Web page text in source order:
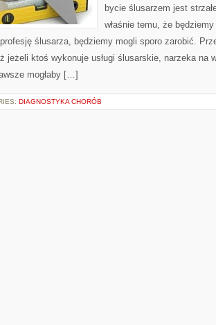
bycie ślusarzem jest
właśnie temu, że
ślusarza, będziemy mogli sporo zarobić.
jeżeli ktoś wykonuje usługi ślusarskie, narzeka na
mogłaby […]
DIAGNOSTYKA CHORÓB